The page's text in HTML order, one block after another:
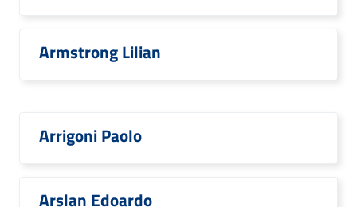
Armstrong Lilian
Arrigoni Paolo
Arslan Edoardo